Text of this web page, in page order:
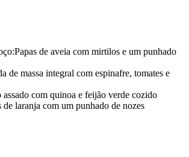
Papas de aveia com mirtilos e um punhado
de massa integral com espinafre, tomates e
assado com quinoa e feijão verde cozido
de laranja com um punhado de nozes